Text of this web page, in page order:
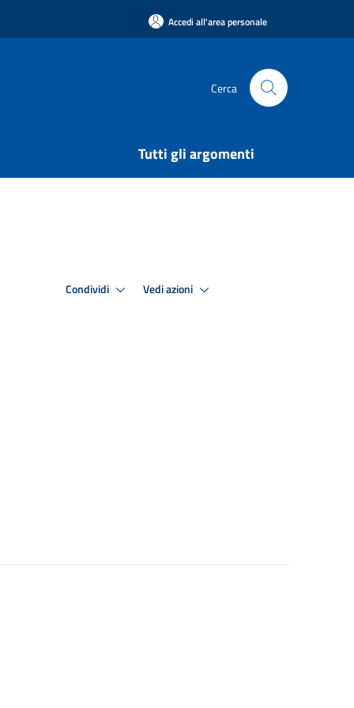
Accedi all'area personale
Cerca
Tutti gli argomenti
Condividi Vedi azioni